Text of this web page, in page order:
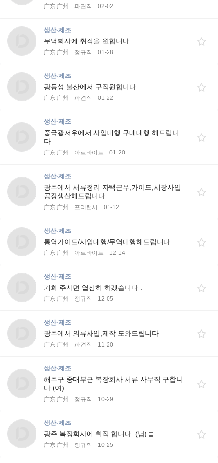
广东 广州 파견직 02-02
생산·제조
무역회사에 취직을 원합니다
广东 广州 정규직 01-28
생산·제조
광동성 불산에서 구직원합니다
广东 广州 파견직 01-22
생산·제조
중국광저우에서 사입대행 구매대행 해드립니
다
广东 广州 아르바이트 01-20
생산·제조
광주에서 서류정리 자택근무,가이드,시장사입,
공장생산해드립니다
广东 广州 프리랜서 01-12
생산·제조
통역가이드/사입대행/무역대행해드립니다
广东 广州 아르바이트 12-14
생산·제조
기회 주시면 열심히 하겠습니다 .
广东 广州 정규직 12-05
생산·제조
광주에서 의류사입,제작 도와드립니다
广东 广州 파견직 11-20
생산·제조
해주구 중대부근 복장회사 서류 사무직 구합니
다 (여)
广东 广州 정규직 10-29
생산·제조
광주 복장회사에 취직 합니다. (남)
广东 广州 정규직 10-25